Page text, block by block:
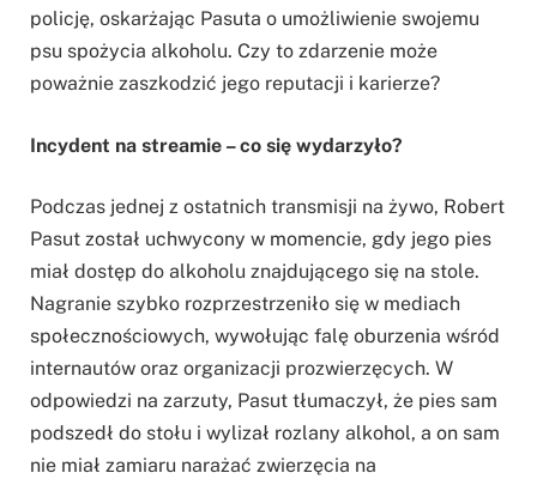
policję, oskarżając Pasuta o umożliwienie swojemu
psu spożycia alkoholu. Czy to zdarzenie może
poważnie zaszkodzić jego reputacji i karierze?
Incydent na streamie – co się wydarzyło?
Podczas jednej z ostatnich transmisji na żywo, Robert
Pasut został uchwycony w momencie, gdy jego pies
miał dostęp do alkoholu znajdującego się na stole.
Nagranie szybko rozprzestrzeniło się w mediach
społecznościowych, wywołując falę oburzenia wśród
internautów oraz organizacji prozwierzęcych. W
odpowiedzi na zarzuty, Pasut tłumaczył, że pies sam
podszedł do stołu i wylizał rozlany alkohol, a on sam
nie miał zamiaru narażać zwierzęcia na